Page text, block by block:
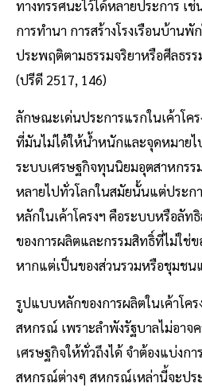
ทางทรรศนะไว้ได้หลายประการ เ
การทำนา การสร้างโรงเรือนบ้าน
ประพฤติตามธรรมจริยาหรือศีลธร
(ปรีดี 2517, 146)
ลักษณะเด่นประการแรกในเค้าโค
ที่มันไม่ได้ให้น้ำหนักและจุดหมาย
ระบบเศรษฐกิจทุนนิยมอุตสาหกรร
หลายไปทั่วโลกในสมัยนั้นแต่ประก
หลักในเค้าโครงฯ คือระบบหรือลั
ของการผลิตและกรรมสิทธิ์ที่ไม่ใช่
หากแต่เป็นของส่วนรวมหรือชุมชน
รูปแบบหลักของการผลิตในเค้าโค
สหกรณ์ เพราะลำพังรัฐบาลไม่อาจ
เศรษฐกิจให้ทั่วถึงได้ จำต้องแบ่งก
สหกรณ์ต่างๆ สหกรณ์เหล่านี้จะปร